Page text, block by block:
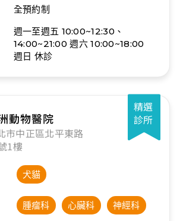
全預約制
週一至週五 10:00~12:30、
14:00~21:00 週六 10:00~18:00
週日 休診
精選
診所
動物醫院
市中正區北平東路
1樓
犬貓
腫瘤科 心臟科 神經科